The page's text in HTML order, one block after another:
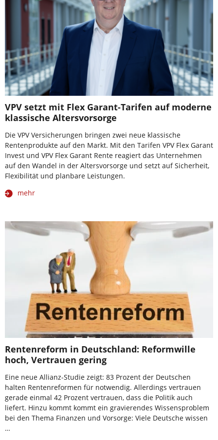
VPV setzt mit Flex Garant-Tarifen auf moderne
klassische Altersvorsorge
Die VPV Versicherungen bringen zwei neue klassische
Rentenprodukte auf den Markt. Mit den Tarifen VPV Flex Garant
Invest und VPV Flex Garant Rente reagiert das Unternehmen
auf den Wandel in der Altersvorsorge und setzt auf Sicherheit,
Flexibilität und planbare Leistungen.
mehr
Rentenreform in Deutschland: Reformwille
hoch, Vertrauen gering
Eine neue Allianz-Studie zeigt: 83 Prozent der Deutschen
halten Rentenreformen für notwendig. Allerdings vertrauen
gerade einmal 42 Prozent vertrauen, dass die Politik auch
liefert. Hinzu kommt kommt ein gravierendes Wissensproblem
bei den Thema Finanzen und Vorsorge: Viele Deutsche wissen
…